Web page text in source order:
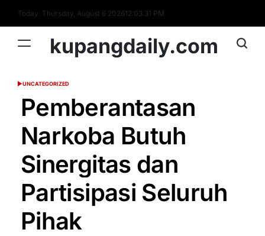
content
Today: Thursday, August 6 202612:03:32 PM
kupangdaily.com
POSTED
UNCATEGORIZED
Pemberantasan
Narkoba Butuh
Sinergitas dan
Partisipasi Seluruh
Pihak